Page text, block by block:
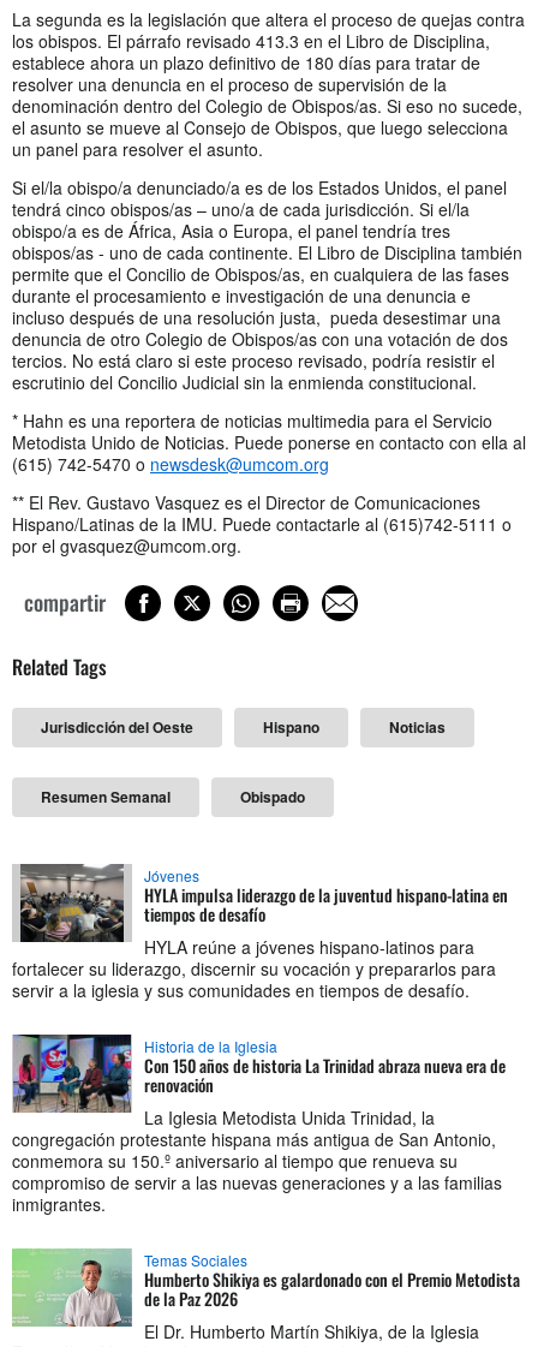
La segunda es la legislación que altera el proceso de quejas contra
los obispos. El párrafo revisado 413.3 en el Libro de Disciplina,
establece ahora un plazo definitivo de 180 días para tratar de
resolver una denuncia en el proceso de supervisión de la
denominación dentro del Colegio de Obispos/as. Si eso no sucede,
el asunto se mueve al Consejo de Obispos, que luego selecciona
un panel para resolver el asunto.
Si el/la obispo/a denunciado/a es de los Estados Unidos, el panel
tendrá cinco obispos/as – uno/a de cada jurisdicción. Si el/la
obispo/a es de África, Asia o Europa, el panel tendría tres
obispos/as - uno de cada continente. El Libro de Disciplina también
permite que el Concilio de Obispos/as, en cualquiera de las fases
durante el procesamiento e investigación de una denuncia e
incluso después de una resolución justa, pueda desestimar una
denuncia de otro Colegio de Obispos/as con una votación de dos
tercios. No está claro si este proceso revisado, podría resistir el
escrutinio del Concilio Judicial sin la enmienda constitucional.
* Hahn es una reportera de noticias multimedia para el Servicio
Metodista Unido de Noticias. Puede ponerse en contacto con ella al
(615) 742-5470 o newsdesk@umcom.org
** El Rev. Gustavo Vasquez es el Director de Comunicaciones
Hispano/Latinas de la IMU. Puede contactarle al (615)742-5111 o
por el gvasquez@umcom.org.
compartir
Related Tags
Jurisdicción del Oeste Hispano Noticias
Resumen Semanal Obispado
Jóvenes
HYLA impulsa liderazgo de la juventud hispano-latina en
tiempos de desafío
HYLA reúne a jóvenes hispano-latinos para
fortalecer su liderazgo, discernir su vocación y prepararlos para
servir a la iglesia y sus comunidades en tiempos de desafío.
Historia de la Iglesia
Con 150 años de historia La Trinidad abraza nueva era de
renovación
La Iglesia Metodista Unida Trinidad, la
congregación protestante hispana más antigua de San Antonio,
conmemora su 150.º aniversario al tiempo que renueva su
compromiso de servir a las nuevas generaciones y a las familias
inmigrantes.
Temas Sociales
Humberto Shikiya es galardonado con el Premio Metodista
de la Paz 2026
El Dr. Humberto Martín Shikiya, de la Iglesia